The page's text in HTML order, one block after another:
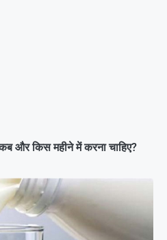
और किस महीने में करना चाहिए?